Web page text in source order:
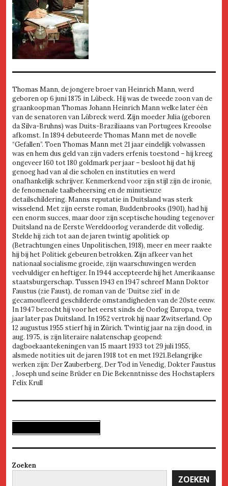
Thomas Mann, de jongere broer van Heinrich Mann, werd
geboren op 6 juni 1875 in Lübeck. Hij was de tweede zoon van de
graankoopman Thomas Johann Heinrich Mann welke later één
van de senatoren van Lübreck werd. Zijn moeder Julia (geboren
da Silva-Bruhns) was Duits-Braziliaans van Portugees Kreoolse
afkomst. In 1894 debuteerde Thomas Mann met de novelle
“Gefallen”. Toen Thomas Mann met 21 jaar eindelijk volwassen
was en hem dus geld van zijn vaders erfenis toestond – hij kreeg
ongeveer 160 tot 180 goldmark per jaar – besloot hij dat hij
genoeg had van al die scholen en instituties en werd
onafhankelijk schrijver. Kenmerkend voor zijn stijl zijn de ironie,
de fenomenale taalbeheersing en de minutieuze
detailschildering. Manns reputatie in Duitsland was sterk
wisselend. Met zijn eerste roman, Buddenbrooks (1901), had hij
een enorm succes, maar door zijn sceptische houding tegenover
Duitsland na de Eerste Wereldoorlog veranderde dit volledig.
Stelde hij zich tot aan de jaren twintig apolitiek op
(Betrachtungen eines Unpolitischen, 1918), meer en meer raakte
hij bij het Politiek gebeuren betrokken. Zijn afkeer van het
nationaal socialisme groeide, zijn waarschuwingen werden
veelvuldiger en heftiger. In 1944 accepteerde hij het Amerikaanse
staatsburgerschap. Tussen 1943 en 1947 schreef Mann Doktor
Faustus (zie Faust), de roman van de ‘Duitse ziel’ in de
gecamoufleerd geschilderde omstandigheden van de 20ste eeuw.
In 1947 bezocht hij voor het eerst sinds de Oorlog Europa, twee
jaar later pas Duitsland. In 1952 vertrok hij naar Zwitserland. Op
12 augustus 1955 stierf hij in Zürich. Twintig jaar na zijn dood, in
aug. 1975, is zijn literaire nalatenschap geopend:
dagboekaantekeningen van 15 maart 1933 tot 29 juli 1955,
alsmede notities uit de jaren 1918 tot en met 1921.Belangrijke
werken zijn: Der Zauberberg, Der Tod in Venedig, Dokter Faustus
, Joseph und seine Brüder en Die Bekenntnisse des Hochstaplers
Felix Krull
Zoeken
ZOEKEN